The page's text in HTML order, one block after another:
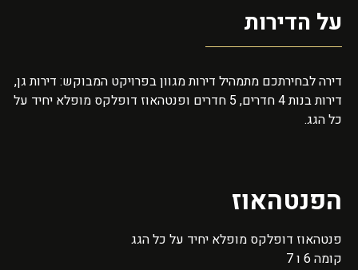
על הדירות
דירה לבחירתכם מתמהיל דירות מגוון בפרויקט המבוקש: דירות גן,
דירות בנות 4 חדרים, 5 חדרים ופנטהאוז דופלקס מופלא יחיד על
כל הגג.
הפנטהאוז
פנטהאוז דופלקס מופלא יחיד על כל הגג
קומה 6 ו 7